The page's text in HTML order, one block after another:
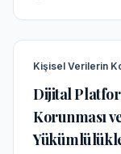
Kişisel Verilerin
Dijital
Korunması